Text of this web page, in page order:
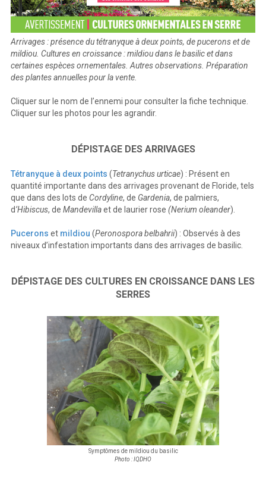
Arrivages : présence du tétranyque à deux points, de pucerons et de
mildiou. Cultures en croissance : mildiou dans le basilic et dans
certaines espèces ornementales. Autres observations. Préparation
des plantes annuelles pour la vente.
Cliquer sur le nom de l’ennemi pour consulter la fiche technique.
Cliquer sur les photos pour les agrandir.
DÉPISTAGE DES ARRIVAGES
Tétranyque à deux points (Tetranychus urticae) : Présent en
quantité importante dans des arrivages provenant de Floride, tels
que dans des lots de Cordyline, de Gardenia, de palmiers,
d’Hibiscus, de Mandevillaet de laurier rose (Nerium oleander).
Pucerons et mildiou (Peronospora belbahrii) : Observés à des
niveaux d’infestation importants dans des arrivages de basilic.
DÉPISTAGE DES CULTURES EN CROISSANCE DANS LES
SERRES
Symptômes de mildiou du basilic
Photo : IQDHO